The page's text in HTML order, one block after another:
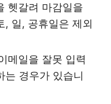
헷갈려 마감일을
, 일, 공휴일은 제외
메일을 잘못 입력
는 경우가 있습니